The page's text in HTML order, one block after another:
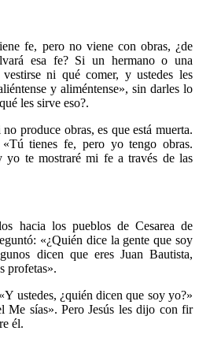
fe, pero no viene con obras, ¿de
esa fe? Si un hermano o una
ni qué comer, y ustedes les
y aliméntense», sin darles lo
les sirve eso?.
produce obras, es que está muerta.
tienes fe, pero yo tengo obras.
yo te mostraré mi fe a través de las
hacia los pueblos de Cesarea de
«¿Quién dice la gente que soy
dicen que eres Juan Bautista,
profetas».
ustedes, ¿quién dicen que soy yo?»
Me sías». Pero Jesús les dijo con fir
él.